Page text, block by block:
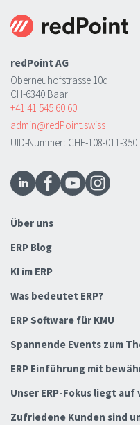
redPoint AG
Oberneuhofstrasse 10d
CH-6340 Baar
+41 41 545 60 60
admin@redPoint.swiss
UID-Nummer: CHE-108-011-350
Über uns
ERP Blog
KI im ERP
Was bedeutet ERP?
ERP Software für KMU
Spannende Events zum
ERP Einführung mit
Unser ERP-Fokus liegt auf
Zufriedene Kunden sind